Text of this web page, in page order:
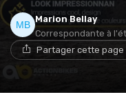
Marion Bellay
Correspondante à
Partager cette page